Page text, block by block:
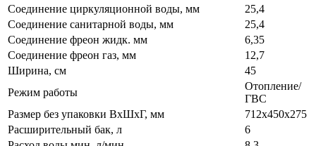
Соединение циркуляционной воды, мм
25,4
Соединение санитарной воды, мм
25,4
Соединение фреон жидк. мм
6,35
Соединение фреон газ, мм
12,7
Ширина, см
45
Режим работы
Отопление/
ГВС
Размер без упаковки ВхШхГ, мм
712х450х275
Расширительный бак, л
6